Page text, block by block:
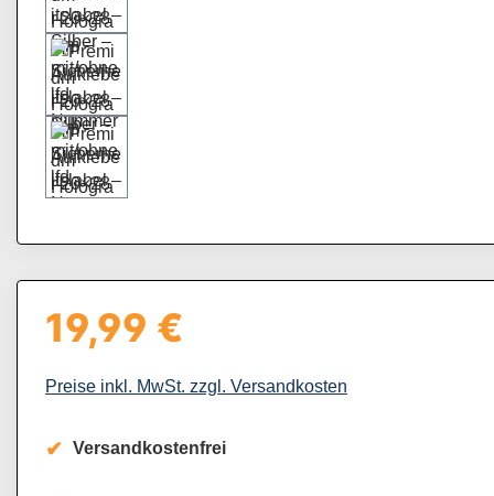
Regulärer Preis:
19,99 €
Preise inkl. MwSt. zzgl. Versandkosten
Versandkostenfrei